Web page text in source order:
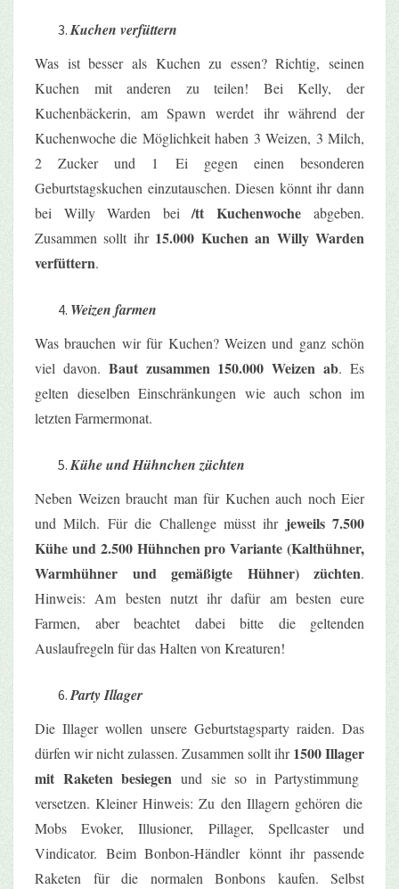
Kuchen verfüttern
Was ist besser als Kuchen zu essen? Richtig, seinen
Kuchen mit anderen zu teilen! Bei Kelly, der
Kuchenbäckerin, am Spawn werdet ihr während der
Kuchenwoche die Möglichkeit haben 3Weizen, 3 Milch,
2 Zucker und 1 Ei gegen einen besonderen
Geburtstagskuchen einzutauschen. Diesen könnt ihr dann
bei Willy Warden bei/tt Kuchenwocheabgeben.
Zusammen sollt ihr 15.000 Kuchen an Willy Warden
verfüttern.
Weizen farmen
Was brauchen wir für Kuchen? Weizen und ganz schön
viel davon. Baut zusammen 150.000 Weizen ab. Es
gelten dieselben Einschränkungen wie auch schon im
letzten Farmermonat.
Kühe und Hühnchen züchten
Neben Weizen braucht man für Kuchen auch noch Eier
und Milch. Für die Challenge müsst ihrjeweils 7.500
Kühe und 2.500 Hühnchen pro Variante (Kalthühner,
Warmhühner und gemäßigte Hühner) züchten.
Hinweis: Am besten nutzt ihr dafür am besten eure
Farmen, aber beachtet dabei bitte die geltenden
Auslaufregeln für das Halten von Kreaturen!
Party Illager
DieIllagerwollen unsere Geburtstagsparty raiden. Das
dürfen wir nicht zulassen. Zusammen sollt ihr1500Illager
mit Raketen besiegen und sie so inPartystimmung
versetzen. Kleiner Hinweis: Zu den Illagern gehören die
Mobs Evoker, Illusioner, Pillager, Spellcaster und
Vindicator. Beim Bonbon-Händlerkönnt ihr passende
Raketen für die normalen Bonbons kaufen. Selbst